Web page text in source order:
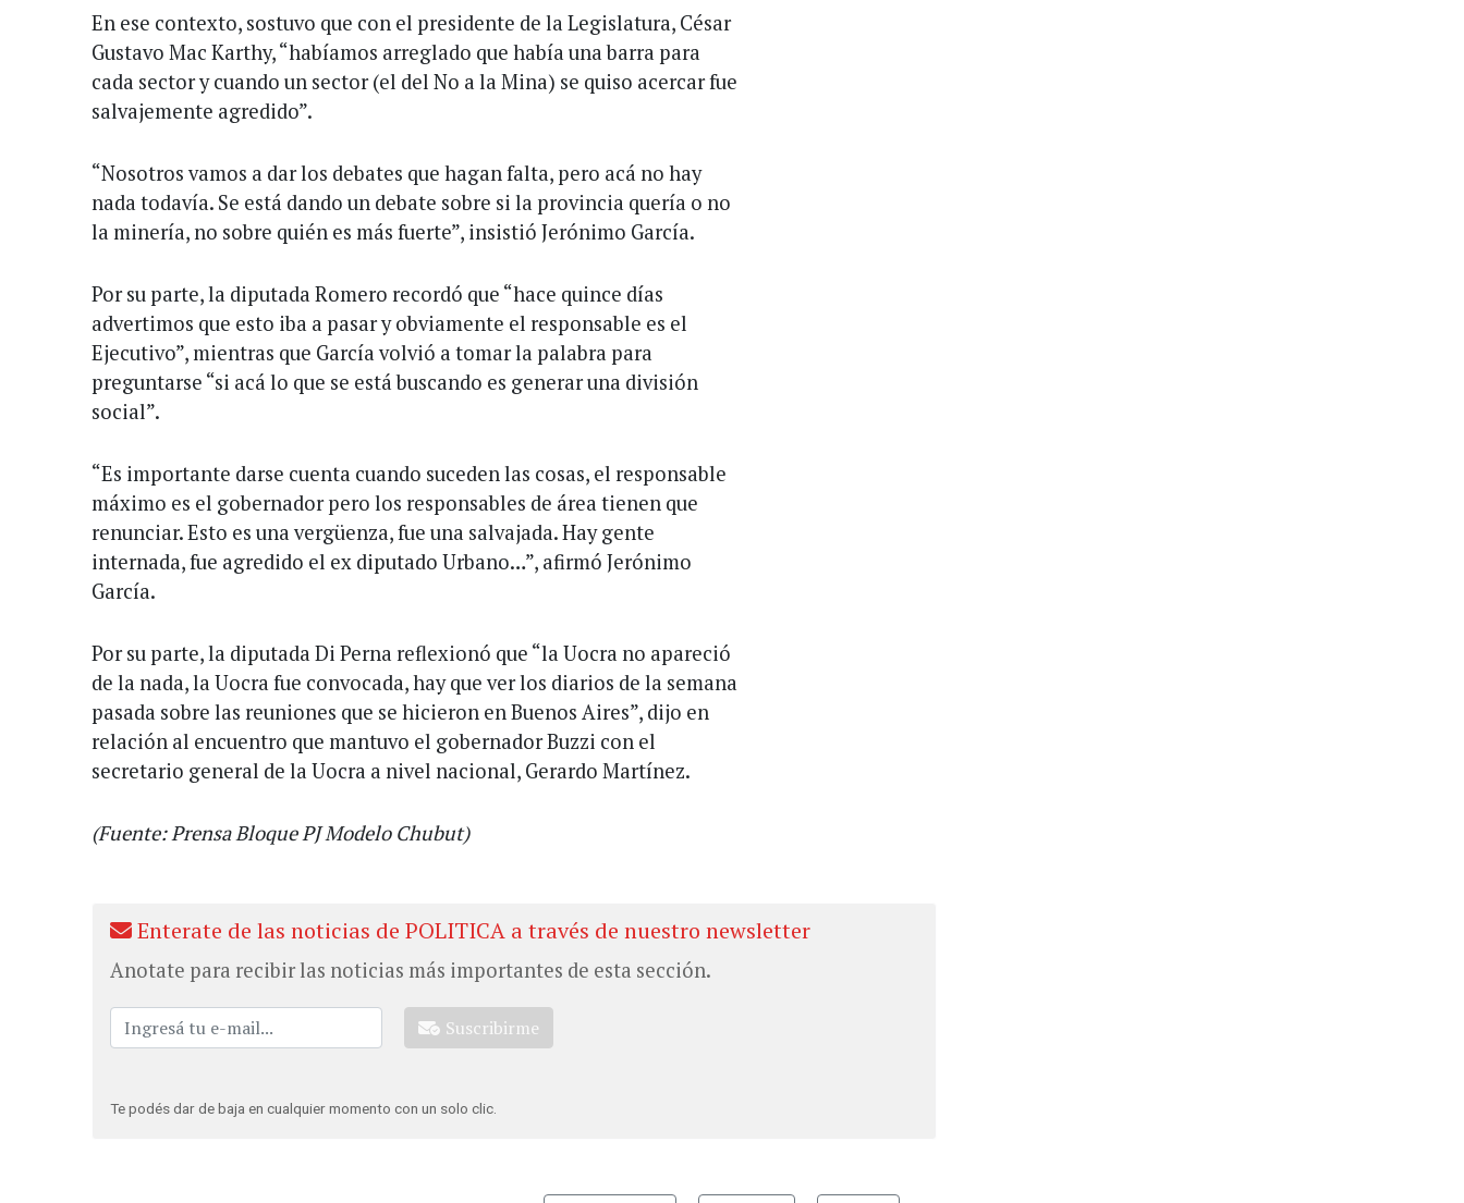
En ese contexto, sostuvo que con el presidente de la Legislatura, César
Gustavo Mac Karthy, “habíamos arreglado que había una barra para
cada sector y cuando un sector (el del No a la Mina) se quiso acercar fue
salvajemente agredido”.
“Nosotros vamos a dar los debates que hagan falta, pero acá no hay
nada todavía. Se está dando un debate sobre si la provincia quería o no
la minería, no sobre quién es más fuerte”, insistió Jerónimo García.
Por su parte, la diputada Romero recordó que “hace quince días
advertimos que esto iba a pasar y obviamente el responsable es el
Ejecutivo”, mientras que García volvió a tomar la palabra para
preguntarse “si acá lo que se está buscando es generar una división
social”.
“Es importante darse cuenta cuando suceden las cosas, el responsable
máximo es el gobernador pero los responsables de área tienen que
renunciar. Esto es una vergüenza, fue una salvajada. Hay gente
internada, fue agredido el ex diputado Urbano…”, afirmó Jerónimo
García.
Por su parte, la diputada Di Perna reflexionó que “la Uocra no apareció
de la nada, la Uocra fue convocada, hay que ver los diarios de la semana
pasada sobre las reuniones que se hicieron en Buenos Aires”, dijo en
relación al encuentro que mantuvo el gobernador Buzzi con el
secretario general de la Uocra a nivel nacional, Gerardo Martínez.
(Fuente: Prensa Bloque PJ Modelo Chubut)
Enterate de las noticias de POLITICA a través de nuestro newsletter
Anotate para recibir las noticias más importantes de esta sección.
Suscribirme
Te podés dar de baja en cualquier momento con un solo clic.